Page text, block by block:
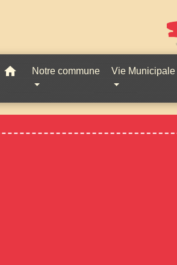
home Notre commune Vie Municipale